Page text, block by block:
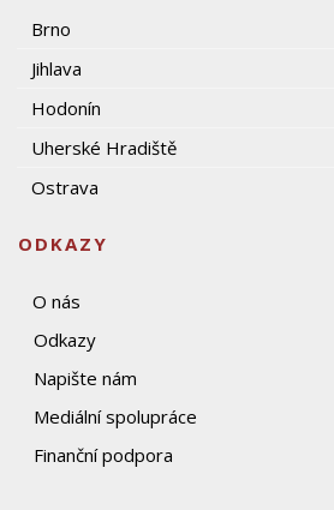
Brno
Jihlava
Hodonín
Uherské Hradiště
Ostrava
ODKAZY
O nás
Odkazy
Napište nám
Mediální spolupráce
Finanční podpora